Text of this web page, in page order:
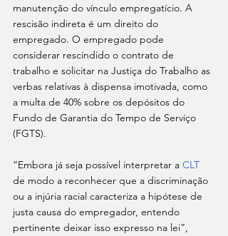
manutenção do vínculo empregatício. A
rescisão indireta é um direito do
empregado. O empregado pode
considerar rescindido o contrato de
trabalho e solicitar na Justiça do Trabalho as
verbas relativas à dispensa imotivada, como
a multa de 40% sobre os depósitos do
Fundo de Garantia do Tempo de Serviço
(FGTS).
“Embora já seja possível interpretar a CLT
de modo a reconhecer que a discriminação
ou a injúria racial caracteriza a hipótese de
justa causa do empregador, entendo
pertinente deixar isso expresso na lei”,